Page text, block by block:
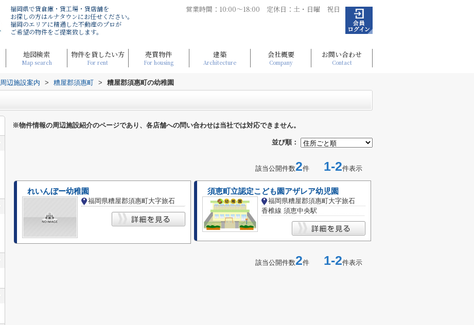
福岡県で貸倉庫・貸工場・貸店舗を
お探しの方はルナタウンにお任せください。
福岡のエリアに精通した不動産のプロが
ご希望の物件をご提案致します。
営業時間：10:00～18:00 定休日：土・日曜 祝日
地図検索
Map search
物件を貸したい方
For rent
売買物件
For housing
建築
Architecture
会社概要
Company
お問い合わせ
Contact
周辺施設案内 > 糟屋郡須惠町 > 糟屋郡須惠町の幼稚園
※物件情報の周辺施設紹介のページであり、各店舗への問い合わせは当社では対応できません。
並び順：
該当公開件数2件 1-2件表示
れいんぼー幼稚園
福岡県糟屋郡須惠町大字旅石
須恵町立認定こども園アザレア幼児園
福岡県糟屋郡須惠町大字旅石
香椎線 須恵中央駅
該当公開件数2件 1-2件表示